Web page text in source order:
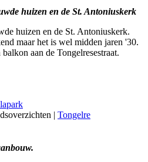
huizen en de St. Antoniuskerk
huizen en de St. Antoniuskerk.
maar het is wel midden jaren '30.
aan de Tongelresestraat.
| Tongelre